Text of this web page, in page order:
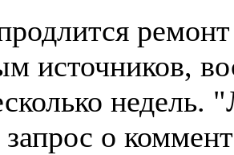
ремонт
источников,
запрос о